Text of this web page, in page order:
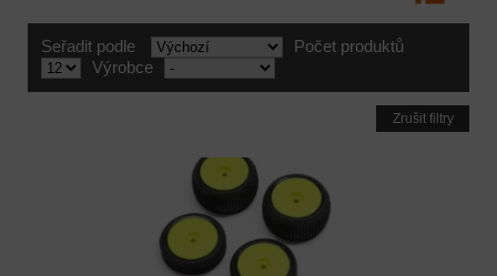
Seřadit podle
Počet produktů
Výrobce
Zrušit filtry